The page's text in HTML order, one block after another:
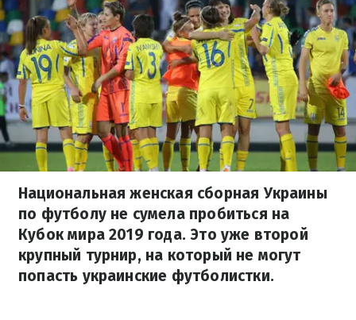
Национальная женская сборная Украины
по футболу не сумела пробиться на
Кубок мира 2019 года. Это уже второй
крупный турнир, на который не могут
попасть украинские футболистки.